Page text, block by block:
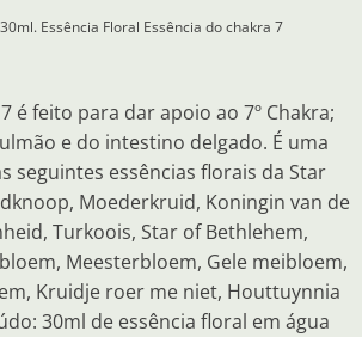
Essência Floral Essência do chakra 7
é feito para dar apoio ao 7º Chakra;
e do intestino delgado. É uma
seguintes essências florais da Star
Moederkruid, Koningin van de
Turkoois, Star of Bethlehem,
Meesterbloem, Gele meibloem,
Kruidje roer me niet, Houttuynnia
30ml de essência floral em água